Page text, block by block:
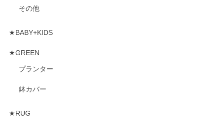
その他
★BABY+KIDS
★GREEN
プランター
鉢カバー
★RUG